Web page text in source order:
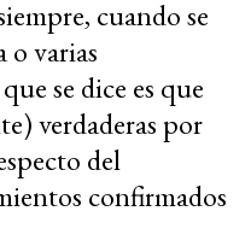
cuando se
o varias
se dice es que
verdaderas por
del
confirmados